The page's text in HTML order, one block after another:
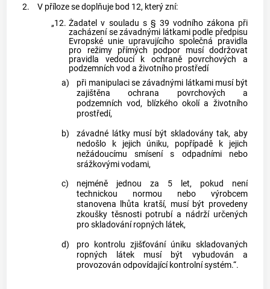
2.
V příloze se doplňuje bod 12, který zní:
„12. Žadatel v souladu s § 39 vodního zákona při
zacházení se závadnými látkami podle předpisu
Evropské unie upravujícího společná pravidla
pro režimy přímých podpor musí dodržovat
pravidla vedoucí k ochraně povrchových a
podzemních vod a životního prostředí
a)
při manipulaci se závadnými látkami musí být
zajištěna ochrana povrchových a
podzemních vod, blízkého okolí a životního
prostředí,
b)
závadné látky musí být skladovány tak, aby
nedošlo k jejich úniku, popřípadě k jejich
nežádoucímu smísení s odpadními nebo
srážkovými vodami,
c)
nejméně jednou za 5 let, pokud není
technickou normou nebo výrobcem
stanovena lhůta kratší, musí být provedeny
zkoušky těsnosti potrubí a nádrží určených
pro skladování ropných látek,
d)
pro kontrolu zjišťování úniku skladovaných
ropných látek musí být vybudován a
provozován odpovídající kontrolní systém.“.